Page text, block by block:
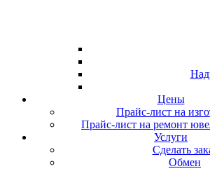
Цены
Прайс-лист на
Прайс-лист на ремонт
Услуги
Сделать
Обмен